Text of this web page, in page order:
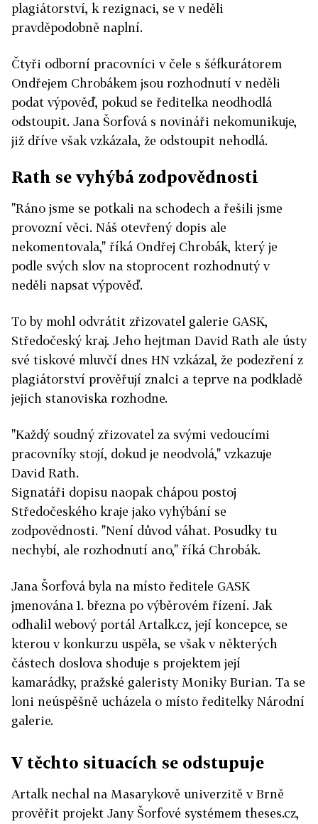
plagiátorství, k rezignaci, se v neděli
pravděpodobně naplní.
Čtyři odborní pracovníci v čele s šéfkurátorem
Ondřejem Chrobákem jsou rozhodnutí v neděli
podat výpověď, pokud se ředitelka neodhodlá
odstoupit. Jana Šorfová s novináři nekomunikuje,
již dříve však vzkázala, že odstoupit nehodlá.
Rath se vyhýbá zodpovědnosti
"Ráno jsme se potkali na schodech a řešili jsme
provozní věci. Náš otevřený dopis ale
nekomentovala," říká Ondřej Chrobák, který je
podle svých slov na stoprocent rozhodnutý v
neděli napsat výpověď.
To by mohl odvrátit zřizovatel galerie GASK,
Středočeský kraj. Jeho hejtman David Rath ale ústy
své tiskové mluvčí dnes HN vzkázal, že podezření z
plagiátorství prověřují znalci a teprve na podkladě
jejich stanoviska rozhodne.
"Každý soudný zřizovatel za svými vedoucími
pracovníky stojí, dokud je neodvolá," vzkazuje
David Rath.
Signatáři dopisu naopak chápou postoj
Středočeského kraje jako vyhýbání se
zodpovědnosti. "Není důvod váhat. Posudky tu
nechybí, ale rozhodnutí ano," říká Chrobák.
Jana Šorfová byla na místo ředitele GASK
jmenována 1. března po výběrovém řízení. Jak
odhalil webový portál Artalk.cz, její koncepce, se
kterou v konkurzu uspěla, se však v některých
částech doslova shoduje s projektem její
kamarádky, pražské galeristy Moniky Burian. Ta se
loni neúspěšně ucházela o místo ředitelky Národní
galerie.
V těchto situacích se odstupuje
Artalk nechal na Masarykově univerzitě v Brně
prověřit projekt Jany Šorfové systémem theses.cz,